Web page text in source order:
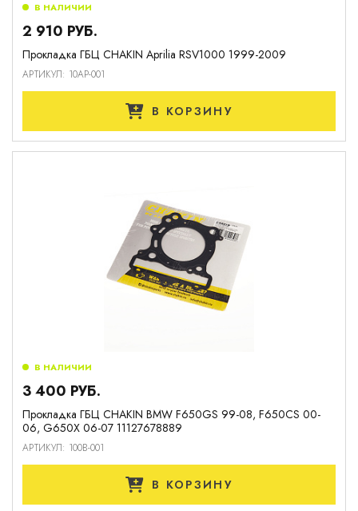
Прокладка ГБЦ CHAKIN Aprilia RSV1000 1999-2009
АРТИКУЛ: 10AP-001
В НАЛИЧИИ
2 910 РУБ.
В КОРЗИНУ
Прокладка ГБЦ CHAKIN BMW F650GS 99-08, F650CS 00-
06, G650X 06-07 11127678889
АРТИКУЛ: 100B-001
В НАЛИЧИИ
3 400 РУБ.
В КОРЗИНУ